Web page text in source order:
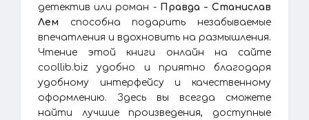
детектив или роман - Правда - Станислав
Лем способна подарить незабываемые
впечатления и вдохновить на размышления.
Чтение этой книги онлайн на сайте
coollib.biz удобно и приятно благодаря
удобному интерфейсу и качественному
оформлению. Здесь вы всегда сможете
найти лучшие произведения, доступные